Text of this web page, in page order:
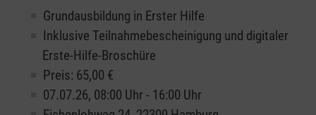
Grundausbildung in Erster Hilfe
Inklusive Teilnahmebescheinigung und digitaler
Erste-Hilfe-Broschüre
Preis: 65,00 €
07.07.26, 08:00 Uhr - 16:00 Uhr